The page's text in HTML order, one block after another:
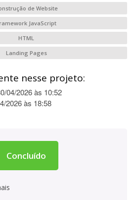
de Website
JavaScript
HTML
Landing Pages
nesse projeto:
04/2026 às 10:52
2026 às 18:58
Concluído